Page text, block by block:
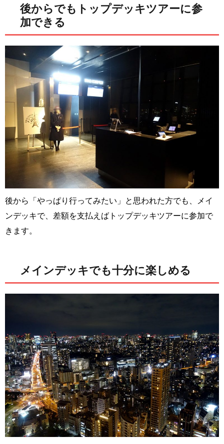
後からでもトップデッキツアーに参
加できる
後から「やっぱり行ってみたい」と思われた方でも、メイ
ンデッキで、差額を支払えばトップデッキツアーに参加で
きます。
メインデッキでも十分に楽しめる